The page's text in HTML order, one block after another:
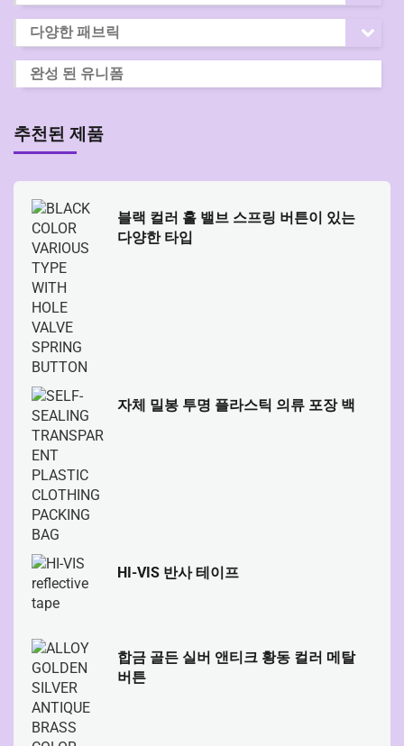
다양한 패브릭
완성 된 유니폼
추천된 제품
블랙 컬러 홀 밸브 스프링 버튼이 있는
다양한 타입
자체 밀봉 투명 플라스틱 의류 포장 백
HI-VIS 반사 테이프
합금 골든 실버 앤티크 황동 컬러 메탈
버튼